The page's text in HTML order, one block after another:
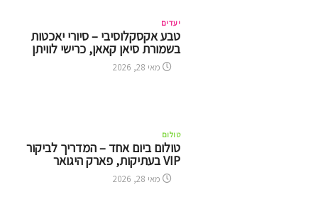
יעדים
טבע אקסקלוסיבי – סיורי יאכטות
בשמורת סיאן קאאן, כרישי לוויתן
מאי 28, 2026
טולום
טולום ביום אחד – המדריך לביקור
VIP בעתיקות, פארק היגואר
מאי 28, 2026